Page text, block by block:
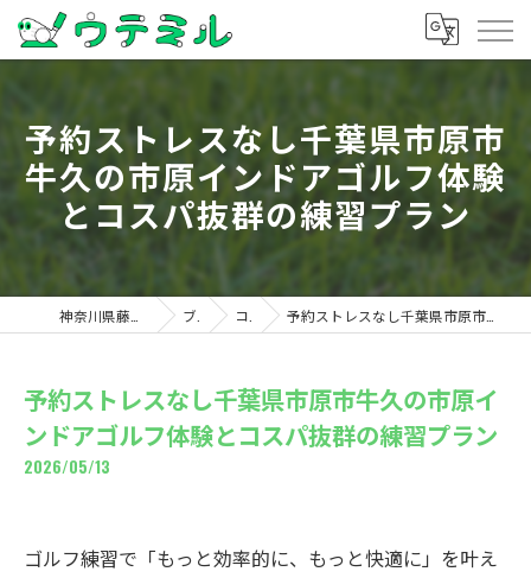
予約ストレスなし千葉県市原市
牛久の市原インドアゴルフ体験
とコスパ抜群の練習プラン
ブログ コラム 予約ストレスなし千葉県市原市牛久の市原インドアゴルフ体験とコスパ抜群の練習プラン
予約ストレスなし千葉県市原市牛久の市原イ
ンドアゴルフ体験とコスパ抜群の練習プラン
2026/05/13
ゴルフ練習で「もっと効率的に、もっと快適に」を叶え